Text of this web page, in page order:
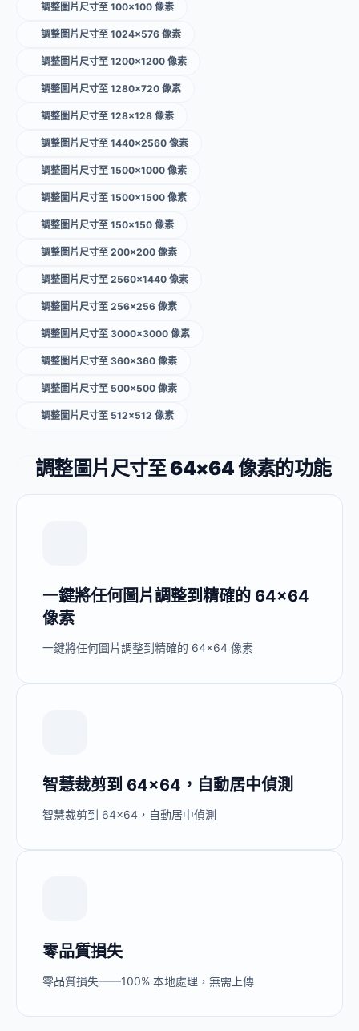
調整圖片尺寸至 100×100 像素
調整圖片尺寸至 1024×576 像素
調整圖片尺寸至 1200×1200 像素
調整圖片尺寸至 1280×720 像素
調整圖片尺寸至 128×128 像素
調整圖片尺寸至 1440×2560 像素
調整圖片尺寸至 1500×1000 像素
調整圖片尺寸至 1500×1500 像素
調整圖片尺寸至 150×150 像素
調整圖片尺寸至 200×200 像素
調整圖片尺寸至 2560×1440 像素
調整圖片尺寸至 256×256 像素
調整圖片尺寸至 3000×3000 像素
調整圖片尺寸至 360×360 像素
調整圖片尺寸至 500×500 像素
調整圖片尺寸至 512×512 像素
調整圖片尺寸至 64×64 像素的功能
一鍵將任何圖片調整到精確的 64×64
像素
一鍵將任何圖片調整到精確的 64×64 像素
智慧裁剪到 64×64，自動居中偵測
智慧裁剪到 64×64，自動居中偵測
零品質損失
零品質損失——100% 本地處理，無需上傳